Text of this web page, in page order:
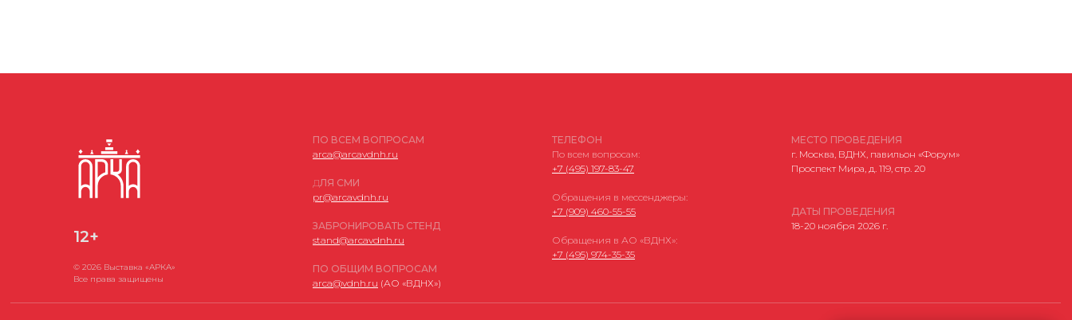
12+
© 2026 Выставка «АРКА»
Все права защищены
ПО ВСЕМ ВОПРОСАМ
arca@arcavdnh.ru
ДЛЯ СМИ
pr@arcavdnh.ru
ЗАБРОНИРОВАТЬ СТЕНД
stand@arcavdnh.ru
ПО ОБЩИМ ВОПРОСАМ
arca@vdnh.ru (АО «ВДНХ»)
ТЕЛЕФОН
По всем вопросам:
+7 (495) 197-83-47
Обращения в мессенджеры:
+7 (909) 460-55-55
Обращения в АО «ВДНХ»:
+7 (495) 974-35-35
МЕСТО ПРОВЕДЕНИЯ
г. Москва, ВДНХ, павильон «Форум»
Проспект Мира, д. 119, стр. 20
ДАТЫ ПРОВЕДЕНИЯ
18-20 ноября 2026 г.
ФЗ РФ № 149-ФЗ «О защите информации» Соглашение об использовании файлов-cookie
Согласие на обработку персональных данных
Политика в отношении обработки персональных данных
Разработано